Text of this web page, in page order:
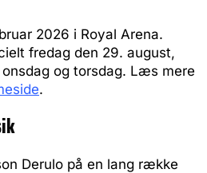
2026 i Royal Arena.
fredag den 29. august,
og torsdag. Læs mere
.
Derulo på en lang række